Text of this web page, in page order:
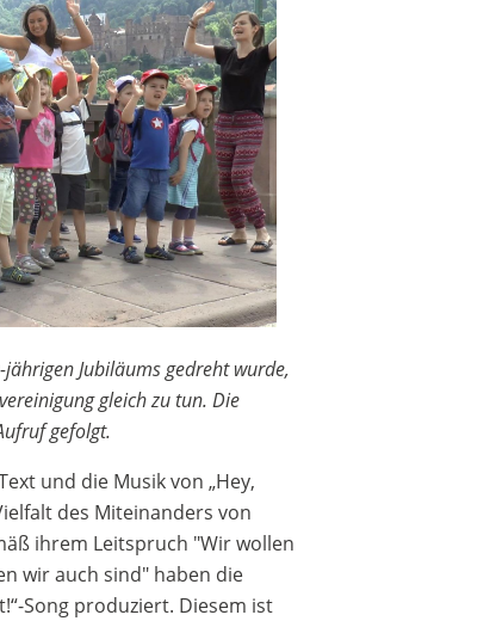
Jubiläums gedreht wurde,
gleich zu tun. Die
gefolgt.
und die Musik von „Hey,
des Miteinanders von
ihrem Leitspruch "Wir wollen
wir auch sind" haben die
Song produziert. Diesem ist